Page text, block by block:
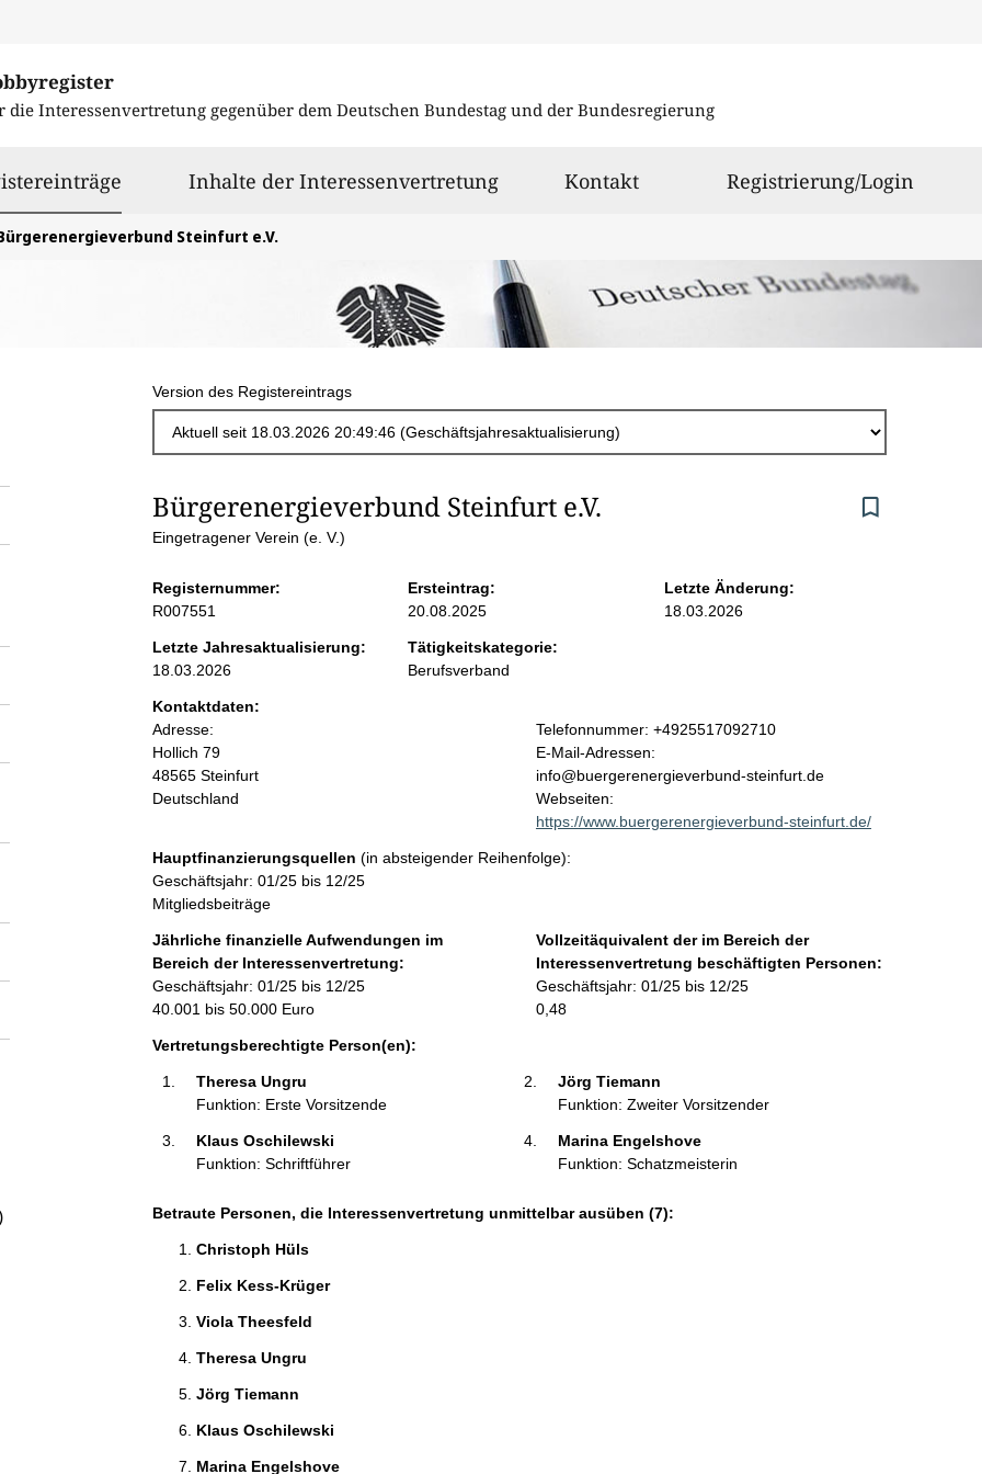
die Interessenvertretung gegenüber dem Deutschen Bundestag und der Bundesregierung
ausgewähltInhalte der Interessenvertretung Kontakt Registrierung/Login
Steinfurt e.V.
Version des Registereintrags
S
i
t
e
n
i
n
h
a
l
Bürgerenergieverbund Steinfurt e.V.
Eingetragener Verein (e. V.)
Registernummer:
R007551
Ersteintrag:
20.08.2025
Letzte Änderung:
18.03.2026
Letzte Jahresaktualisierung:
18.03.2026
Tätigkeitskategorie:
Berufsverband
Kontaktdaten:
Adresse:
Hollich 79
48565 Steinfurt
Deutschland
K
o
n
t
a
t
f
o
r
m
e
Telefonnummer: +4925517092710
E-Mail-Adressen:
info@buergerenergieverbund-steinfurt.de
Webseiten:
https://www.buergerenergieverbund-steinfurt.de/
Hauptfinanzierungsquellen (in absteigender Reihenfolge):
Geschäftsjahr: 01/25 bis 12/25
Mitgliedsbeiträge
Jährliche finanzielle Aufwendungen im
Bereich der Interessenvertretung:
Geschäftsjahr: 01/25 bis 12/25
40.001 bis 50.000 Euro
Vollzeitäquivalent der im Bereich der
Interessenvertretung beschäftigten Personen:
Geschäftsjahr: 01/25 bis 12/25
0,48
Vertretungsberechtigte Person(en):
Theresa Ungru
Funktion: Erste Vorsitzende
Jörg Tiemann
Funktion: Zweiter Vorsitzender
Klaus Oschilewski
Funktion: Schriftführer
Marina Engelshove
Funktion: Schatzmeisterin
Betraute Personen, die Interessenvertretung unmittelbar ausüben (7):
Christoph Hüls
Felix Kess-Krüger
Viola Theesfeld
Theresa Ungru
Jörg Tiemann
Klaus Oschilewski
Marina Engelshove